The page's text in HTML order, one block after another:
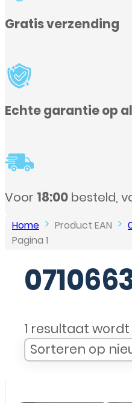
assortiment
verstuurd
Home Product EAN
Pagina 1
1 resultaat
Sort Products
Sort content
Sorteren op
Sort content